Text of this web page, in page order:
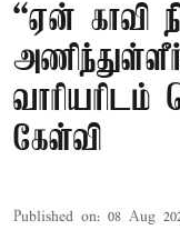
“ஏன் காவி
வாரியரிடம்
கேள்வி
Published on: 08 Aug